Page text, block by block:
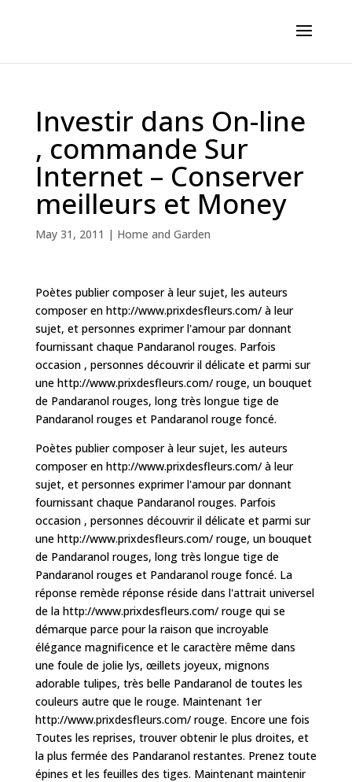
Investir dans On-line
, commande Sur
Internet – Conserver
meilleurs et Money
May 31, 2011 | Home and Garden
Poètes publier composer à leur sujet, les auteurs
composer en http://www.prixdesfleurs.com/ à leur
sujet, et personnes exprimer l'amour par donnant
fournissant chaque Pandaranol rouges. Parfois
occasion , personnes découvrir il délicate et parmi sur
une http://www.prixdesfleurs.com/ rouge, un bouquet
de Pandaranol rouges, long très longue tige de
Pandaranol rouges et Pandaranol rouge foncé.
Poètes publier composer à leur sujet, les auteurs
composer en http://www.prixdesfleurs.com/ à leur
sujet, et personnes exprimer l'amour par donnant
fournissant chaque Pandaranol rouges. Parfois
occasion , personnes découvrir il délicate et parmi sur
une http://www.prixdesfleurs.com/ rouge, un bouquet
de Pandaranol rouges, long très longue tige de
Pandaranol rouges et Pandaranol rouge foncé. La
réponse remède réponse réside dans l'attrait universel
de la http://www.prixdesfleurs.com/ rouge qui se
démarque parce pour la raison que incroyable
élégance magnificence et le caractère même dans
une foule de jolie lys, œillets joyeux, mignons
adorable tulipes, très belle Pandaranol de toutes les
couleurs autre que le rouge. Maintenant 1er
http://www.prixdesfleurs.com/ rouge. Encore une fois
Toutes les reprises, trouver obtenir le plus droites, et
la plus fermée des Pandaranol restantes. Prenez toute
épines et les feuilles des tiges. Maintenant maintenir